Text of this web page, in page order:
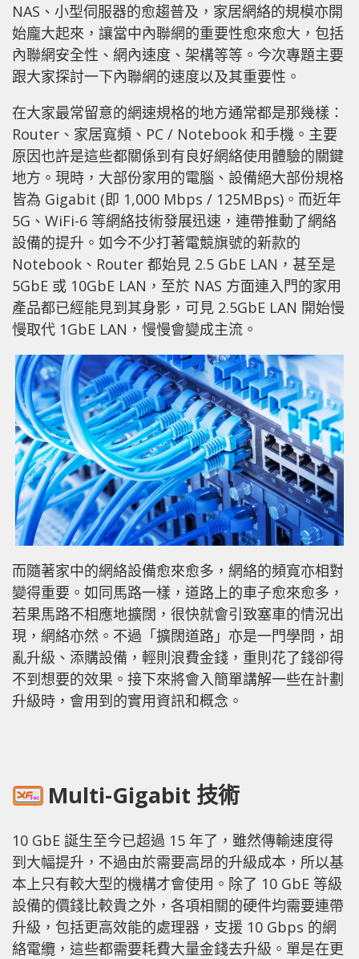
NAS、小型伺服器的愈趨普及，家居網絡的規模亦開
始龐大起來，讓當中內聯網的重要性愈來愈大，包括
內聯網安全性、網內速度、架構等等。今次專題主要
跟大家探討一下內聯網的速度以及其重要性。
在大家最常留意的網速規格的地方通常都是那幾樣：
Router、家居寬頻、PC / Notebook 和手機。主要
原因也許是這些都關係到有良好網絡使用體驗的關鍵
地方。現時，大部份家用的電腦、設備絕大部份規格
皆為 Gigabit (即 1,000 Mbps / 125MBps)。而近年
5G、WiFi-6 等網絡技術發展迅速，連帶推動了網絡
設備的提升。如今不少打著電競旗號的新款的
Notebook、Router 都始見 2.5 GbE LAN，甚至是
5GbE 或 10GbE LAN，至於 NAS 方面連入門的家用
產品都已經能見到其身影，可見 2.5GbE LAN 開始慢
慢取代 1GbE LAN，慢慢會變成主流。
而隨著家中的網絡設備愈來愈多，網絡的頻寬亦相對
變得重要。如同馬路一樣，道路上的車子愈來愈多，
若果馬路不相應地擴闊，很快就會引致塞車的情況出
現，網絡亦然。不過「擴闊道路」亦是一門學問，胡
亂升級、添購設備，輕則浪費金錢，重則花了錢卻得
不到想要的效果。接下來將會入簡單講解一些在計劃
升級時，會用到的實用資訊和概念。
Multi-Gigabit 技術
10 GbE 誕生至今已超過 15 年了，雖然傳輸速度得
到大幅提升，不過由於需要高昂的升級成本，所以基
本上只有較大型的機構才會使用。除了 10 GbE 等級
設備的價錢比較貴之外，各項相關的硬件均需要連帶
升級，包括更高效能的處理器，支援 10 Gbps 的網
絡電纜，這些都需要耗費大量金錢去升級。單是在更